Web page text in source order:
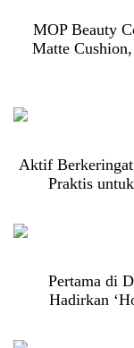
MOP Beauty
Matte
Aktif
Praktis
Pertama di
Hadirkan